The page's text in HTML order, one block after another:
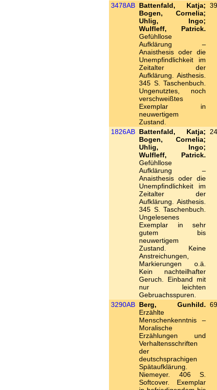
3478AB Battenfald, Katja;
Bogen, Cornelia;
Uhlig, Ingo;
Wulfleff, Patrick.
Gefühllose
Aufklärung –
Anaisthesis oder die
Unempfindlichkeit im
Zeitalter der
Aufklärung. Aisthesis.
345 S. Taschenbuch.
Ungenutztes, noch
verschweißtes
Exemplar in
neuwertigem
Zustand.
1826AB Battenfald, Katja;
Bogen, Cornelia;
Uhlig, Ingo;
Wulfleff, Patrick.
Gefühllose
Aufklärung –
Anaisthesis oder die
Unempfindlichkeit im
Zeitalter der
Aufklärung. Aisthesis.
345 S. Taschenbuch.
Ungelesenes
Exemplar in sehr
gutem bis
neuwertigem
Zustand. Keine
Anstreichungen,
Markierungen o.ä.
Kein nachteilhafter
Geruch. Einband mit
nur leichten
Gebruachsspuren.
3290AB Berg, Gunhild.
Erzählte
Menschenkenntnis –
Moralische
Erzählungen und
Verhaltensschriften
der
deutschsprachigen
Spätaufklärung.
Niemeyer. 406 S.
Softcover. Exemplar